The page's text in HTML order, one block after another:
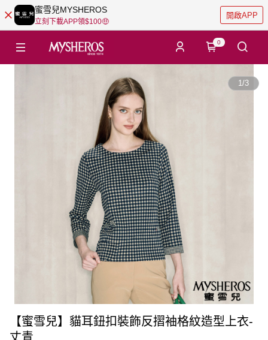
蜜雪兒MYSHEROS
立刻下載APP領$100🤑
開啟APP
0
1/3
【蜜雪兒】貓耳鈕扣裝飾反摺袖格紋造型上衣-
丈青